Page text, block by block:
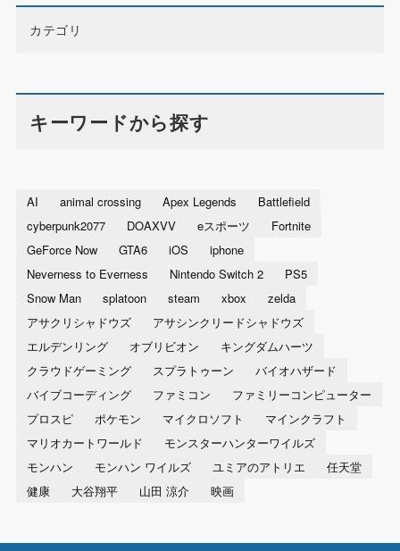
カテゴリ
キーワードから探す
AI animal crossing Apex Legends
Battlefield
cyberpunk2077
DOAXVV eスポーツ
Fortnite
GeForce Now
GTA6 iOS
iphone
Neverness to Everness
Nintendo Switch 2
PS5
Snow Man
splatoon steam xbox
zelda
アサクリシャドウズ
アサシンクリードシャドウズ
エルデンリング
オブリビオン
キングダムハーツ
クラウドゲーミング
スプラトゥーン
バイオハザード
バイブコーディング
ファミコン
ファミリーコンピューター
プロスピ
ポケモン マイクロソフト
マインクラフト
マリオカートワールド
モンスターハンターワイルズ
モンハン
モンハン ワイルズ ユミアのアトリエ
任天堂
健康
大谷翔平 山田 涼介 映画